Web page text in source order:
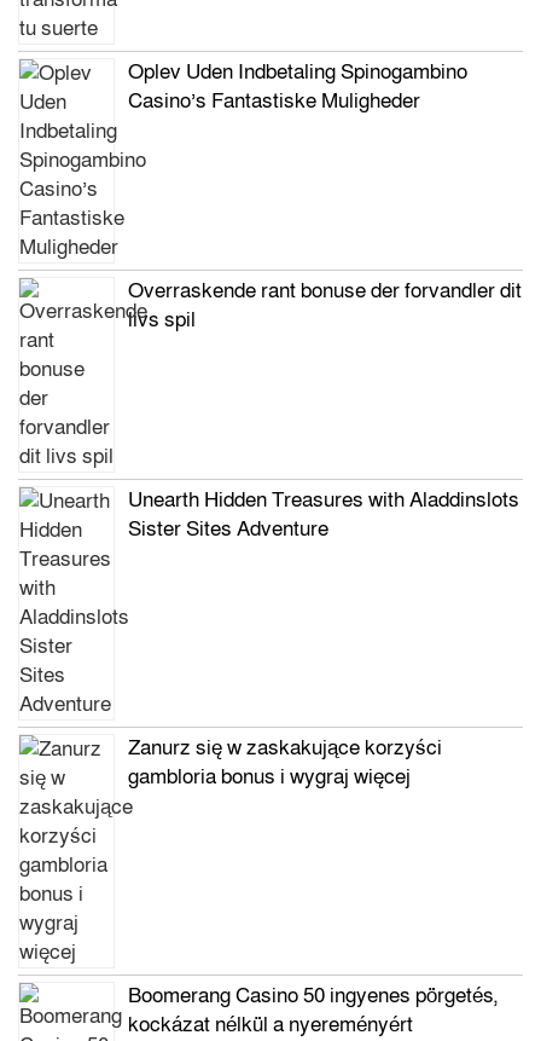
Oplev Uden Indbetaling Spinogambino
Casino’s Fantastiske Muligheder
Overraskende rant bonuse der forvandler dit
livs spil
Unearth Hidden Treasures with Aladdinslots
Sister Sites Adventure
Zanurz się w zaskakujące korzyści
gambloria bonus i wygraj więcej
Boomerang Casino 50 ingyenes pörgetés,
kockázat nélkül a nyereményért